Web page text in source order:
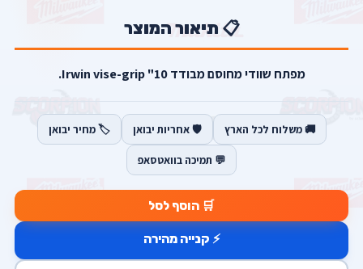
📋 תיאור המוצר
מפתח שוודי מחוסם מבודד 10" Irwin vise-grip.
🚚 משלוח לכל הארץ 🛡️ אחריות יבואן 🏷️ מחיר יבואן
💬 תמיכה בוואטסאפ
🛒 הוסף לסל
⚡ קנייה מהירה